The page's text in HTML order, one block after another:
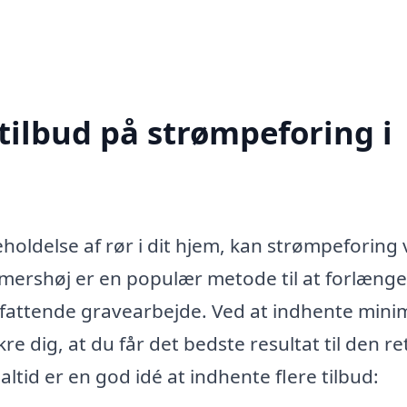
på strømpeforing i
af rør i dit hjem, kan
er en populær metode til at forlænge
gravearbejde. Ved at indhente
dig, at du får det bedste resultat til den
er en god idé at indhente flere tilbud: